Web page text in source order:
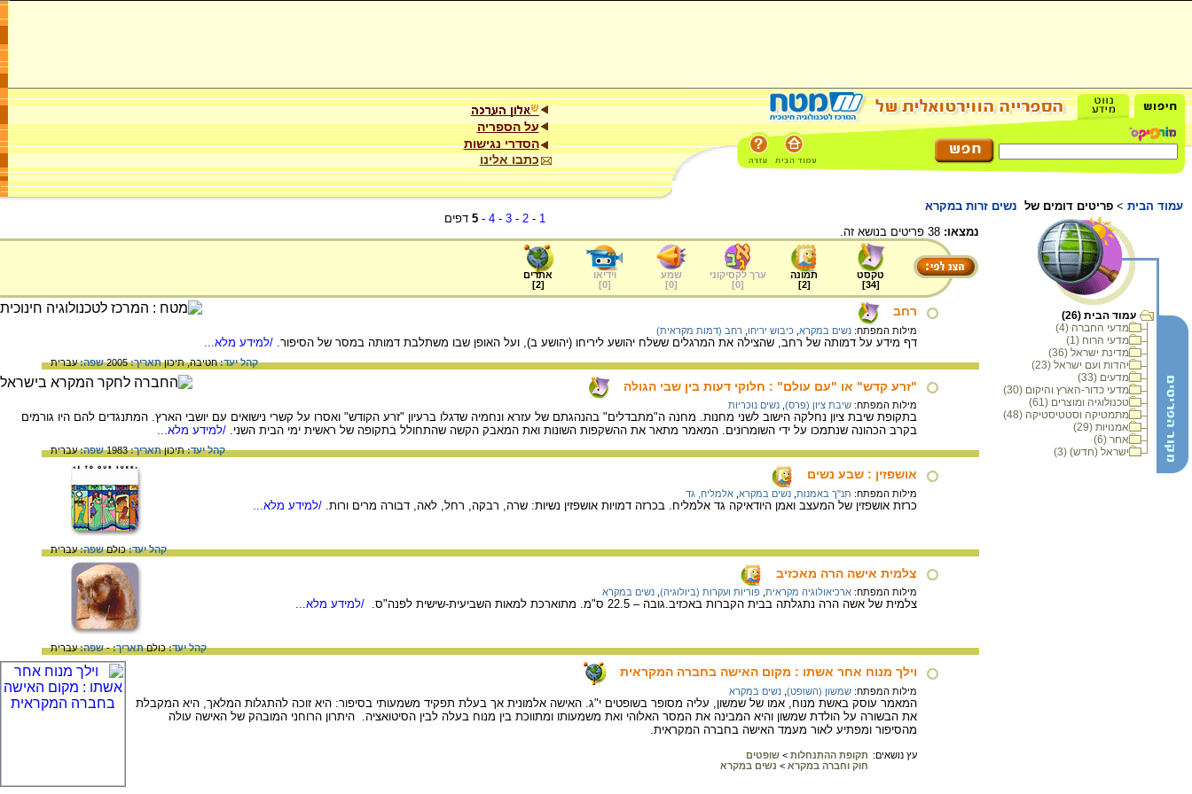
על הספריה
הסדרי נגישות
כתבו אלינו
עמוד הבית > פריטים דומים של נשים זרות במקרא
עמוד הבית (26)
מדעי החברה (4)
מדעי הרוח (1)
מדינת ישראל (36)
יהדות ועם ישראל (23)
מדעים (33)
מדעי כדור-הארץ והיקום (30)
טכנולוגיה ומוצרים (61)
מתמטיקה וסטטיסטיקה (48)
אמנויות (29)
אחר (6)
ישראל (חדש) (3)
1
-
2
-
3
-
4
-
5 דפים
נמצאו:
טקסט
[
34
]
תמונה
[
2
]
ערך לקסיקוני
[
0
]
שמע
[
0
]
וידיאו
[
0
]
אתרים
[
2
]
רחב
מילות המפתח: נשים במקרא כיבוש יריחו רחב (דמות מקראית)
דף מידע על דמותה של רחב, שהצילה את המרגלים ששלח יהושע ליריחו (יהושע ב), ועל האופן שבו משתלבת דמותה במסר של הסיפור. /למידע מלא...
קהל יעד:חטיבה,תיכוןתאריך:2005 שפה:עברית
"זרע קדש" או "עם עולם" : חלוקי דעות בין שבי הגולה
מילות המפתח: שיבת ציון (פרס) נשים נוכריות
בתקופת שיבת ציון נחלקה הישוב לשני מחנות. מחנה ה"מתבדלים" בהנהגתם של עזרא ונחמיה שדגלו ברעיון "זרע הקודש" ואסרו על קשרי נישואים עם יושבי הארץ. המתנגדים להם היו גורמים
בקרב הכהונה שנתמכו על ידי השומרונים. המאמר מתאר את ההשקפות השונות ואת המאבק הקשה שהתחולל בתקופה של ראשית ימי הבית השני. /למידע מלא...
קהל יעד:תיכוןתאריך:1983 שפה:עברית
אושפזין : שבע נשים
מילות המפתח: תנ"ך באמנות נשים במקרא אלמליח, גד
כרזת אושפזין של המעצב ואמן היודאיקה גד אלמליח. בכרזה דמויות אושפזין נשיות: שרה, רבקה, רחל, לאה, דבורה מרים ורות. /למידע מלא...
קהל יעד:כולםשפה:עברית
צלמית אישה הרה מאכזיב
מילות המפתח: ארכיאולוגיה מקראית פוריות ועקרות (ביולוגיה) נשים במקרא
צלמית של אשה הרה נתגלתה בבית הקברות באכזיב.גובה – 22.5 ס"מ. מתוארכת למאות השביעית-שישית לפנה"ס. /למידע מלא...
קהל יעד:כולםתאריך:-שפה:עברית
וילך מנוח אחר אשתו : מקום האישה בחברה המקראית
מילות המפתח: שמשון (השופט) נשים במקרא
המאמר עוסק באשת מנוח, אמו של שמשון, עליה מסופר בשופטים י"ג. האישה אלמונית אך בעלת תפקיד משמעותי בסיפור: היא זוכה להתגלות המלאך, היא המקבלת
את הבשורה על הולדת שמשון והיא המבינה את המסר האלוהי ואת משמעותו ומתווכת בין מנוח בעלה לבין הסיטואציה. היתרון הרוחני המובהק של האישה עולה
מהסיפור ומפתיע לאור מעמד האישה בחברה המקראית.
עץ נושאים: תקופת ההתנחלות > שופטים
חוק וחברה במקרא > נשים במקרא